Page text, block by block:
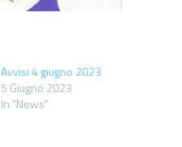
Avvisi 4 giugno 2023
5 Giugno 2023
In "News"